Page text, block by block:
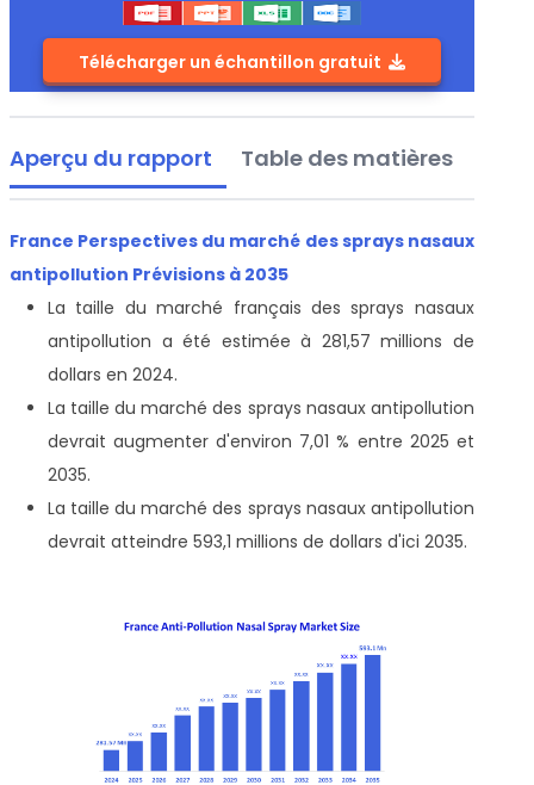
Télécharger un échantillon gratuit
Aperçu du rapport Table des matières
France Perspectives du marché des sprays nasaux
antipollution Prévisions à 2035
La taille du marché français des sprays nasaux
antipollution a été estimée à 281,57 millions de
dollars en 2024.
La taille du marché des sprays nasaux antipollution
devrait augmenter d'environ 7,01 % entre 2025 et
2035.
La taille du marché des sprays nasaux antipollution
devrait atteindre 593,1 millions de dollars d'ici 2035.